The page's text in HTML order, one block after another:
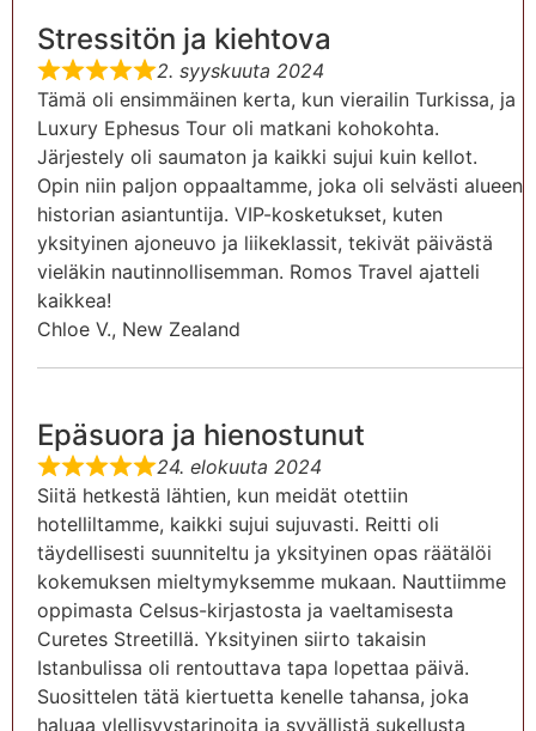
Stressitön ja kiehtova
2. syyskuuta 2024
Tämä oli ensimmäinen kerta, kun vierailin Turkissa, ja
Luxury Ephesus Tour oli matkani kohokohta.
Järjestely oli saumaton ja kaikki sujui kuin kellot.
Opin niin paljon oppaaltamme, joka oli selvästi alueen
historian asiantuntija. VIP-kosketukset, kuten
yksityinen ajoneuvo ja liikeklassit, tekivät päivästä
vieläkin nautinnollisemman. Romos Travel ajatteli
kaikkea!
Chloe V., New Zealand
Epäsuora ja hienostunut
24. elokuuta 2024
Siitä hetkestä lähtien, kun meidät otettiin
hotelliltamme, kaikki sujui sujuvasti. Reitti oli
täydellisesti suunniteltu ja yksityinen opas räätälöi
kokemuksen mieltymyksemme mukaan. Nauttiimme
oppimasta Celsus-kirjastosta ja vaeltamisesta
Curetes Streetillä. Yksityinen siirto takaisin
Istanbulissa oli rentouttava tapa lopettaa päivä.
Suosittelen tätä kiertuetta kenelle tahansa, joka
haluaa ylellisyystarinoita ja syvällistä sukellusta